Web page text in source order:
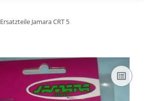
Ersatzteile Jamara CRT 5